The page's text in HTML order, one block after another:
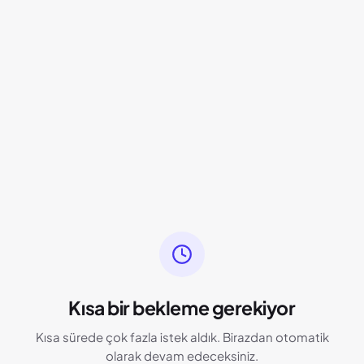
Kısa bir bekleme gerekiyor
Kısa sürede çok fazla istek aldık. Birazdan otomatik
olarak devam edeceksiniz.